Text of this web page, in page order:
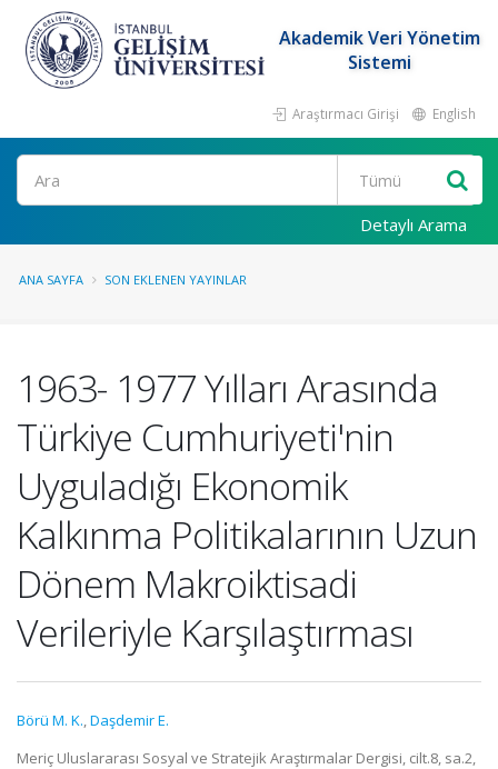
Akademik Veri Yönetim
Sistemi
Araştırmacı Girişi English
Ara
Detaylı Arama
ANA SAYFA SON EKLENEN YAYINLAR
1963- 1977 Yılları Arasında
Türkiye Cumhuriyeti'nin
Uyguladığı Ekonomik
Kalkınma Politikalarının Uzun
Dönem Makroiktisadi
Verileriyle Karşılaştırması
Börü M. K.,Daşdemir E.
Meriç Uluslararası Sosyal ve Stratejik Araştırmalar Dergisi, cilt.8, sa.2,